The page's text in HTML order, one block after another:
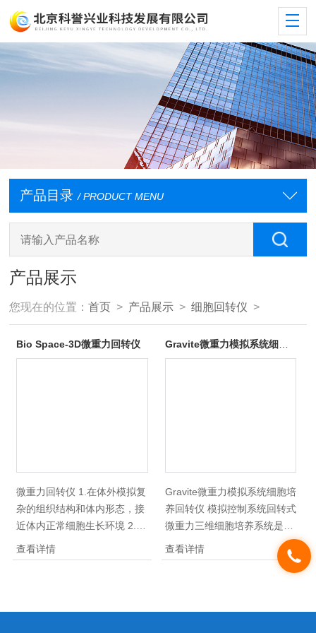
产品目录 / PRODUCT MENU
产品展示
您现在的位置：首页 > 产品展示 >细胞回转仪 >
Bio Space-3D微重力回转仪
微重力回转仪 1.在体外模拟复
杂的组织结构和体内形态，接
近体内正常细胞生长环境 2.展
示分化等细胞活动和细胞间反
应，实现真实的细胞生物学和
用少量细胞数，实现快速生
查看详情
Gravite微重力模拟系统细胞培
养回转仪 模拟控制系统回转式
微重力三维细胞培养系统是一
种用于细胞培养的优良设备.
工作原理 通过使细胞培养容器
在三维空间中进行旋转运动，
用，有效模拟出微重力状态。
查看详情